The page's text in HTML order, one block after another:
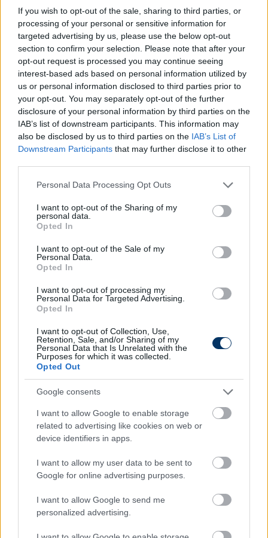
If you wish to opt-out of the sale, sharing to third parties, or
processing of your personal or sensitive information for
targeted advertising by us, please use the below opt-out
section to confirm your selection. Please note that after your
opt-out request is processed you may continue seeing
interest-based ads based on personal information utilized by
us or personal information disclosed to third parties prior to
your opt-out. You may separately opt-out of the further
disclosure of your personal information by third parties on the
IAB’s list of downstream participants. This information may
also be disclosed by us to third parties on the IAB’s List of
Downstream Participants that may further disclose it to other
Please note that this website/app uses one or more Google
not limited to your visit or usage behaviour. You may click to
grant or deny consent to Google and its third-party tags to
use your data for below specified purposes in below Google
consent section.
Personal Data Processing Opt Outs
I want to opt-out of the Sharing of my
personal data.
Opted In
I want to opt-out of the Sale of my
Personal Data.
Opted In
I want to opt-out of processing my
Personal Data for Targeted Advertising.
Opted In
I want to opt-out of Collection, Use,
Retention, Sale, and/or Sharing of my
Personal Data that Is Unrelated with the
Purposes for which it was collected.
Opted Out
Google consents
I want to allow Google to enable storage
related to advertising like cookies on web or
device identifiers in apps.
I want to allow my user data to be sent to
Google for online advertising purposes.
I want to allow Google to send me
personalized advertising.
most hajlandó lenne engedni az árból.
A Kocaelispor vezetősége aktívan dolgozik
az átigazolás véglegesítésén, miközben a
játékos részéről is megvan a nyitottság a
maradásra. A két klub közötti egyeztetések
az elmúlt időszakban felgyorsultak, és a
török lap szerint a felek álláspontja már
nincs messze egymástól.
feltételekről, Balogh Botond a következő kiírásban is
a Kocaelispor játékosa lehet, ami a török klub
számára fontos erősítést jelentene a védelem
tengelyében, míg a magyar válogatott hátvéd egy
olyan csapatnál folytathatná pályafutását, ahol
már megmutatta, mire képes.
csakfoci.hu folyamatosan frissülő átigazolási
rovatát, ahol minden fontos információt azonnal
megtalálsz - KATTINTS!
Olvastad már?
Zubkov érkezése mindent borított:
Már nem Varga Barnabás a legdrágább